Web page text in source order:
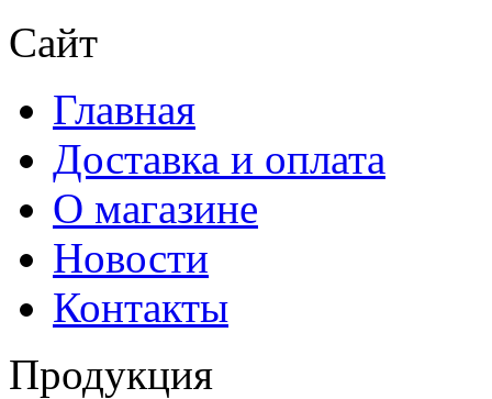
Сайт
Главная
Доставка и оплата
О магазине
Новости
Контакты
Продукция